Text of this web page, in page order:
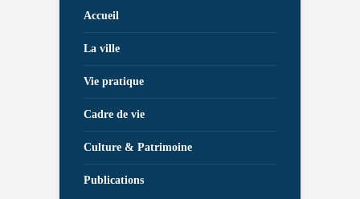
Accueil
La ville
Vie pratique
Cadre de vie
Culture & Patrimoine
Publications